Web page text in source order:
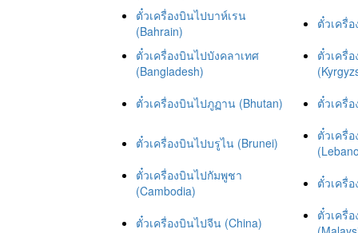
ตั๋วเครื่องบินไปบาห์เรน
(Bahrain)
ตั๋วเครื่
ตั๋วเครื่องบินไปบังคลาเทศ
(Bangladesh)
ตั๋วเครื่
ตั๋วเครื่องบินไปภูฏาน (Bhutan)
ตั๋วเครื่
ตั๋วเครื่องบินไปบรูไน (Brunei)
ตั๋วเครื่
ตั๋วเครื่องบินไปกัมพูชา
(Cambodia)
ตั๋วเครื่
ตั๋วเครื่องบินไปจีน (China)
ตั๋วเครื่